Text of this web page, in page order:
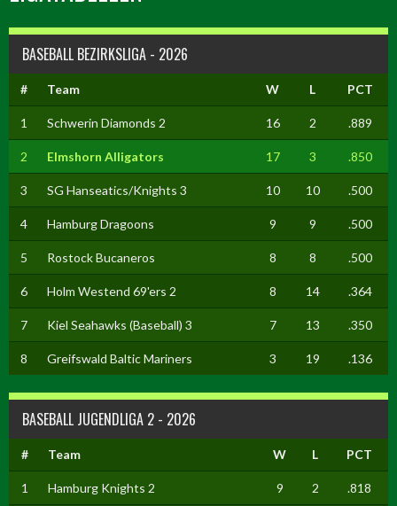
BASEBALL BEZIRKSLIGA - 2026
# Team W L PCT
1 Schwerin Diamonds 2 16 2 .889
2 Elmshorn Alligators 17 3 .850
3 SG Hanseatics/Knights 3 10 10 .500
4 Hamburg Dragoons 9 9 .500
5 Rostock Bucaneros 8 8 .500
6 Holm Westend 69'ers 2 8 14 .364
7 Kiel Seahawks (Baseball) 3 7 13 .350
8 Greifswald Baltic Mariners 3 19 .136
BASEBALL JUGENDLIGA 2 - 2026
# Team W L PCT
1 Hamburg Knights 2 9 2 .818